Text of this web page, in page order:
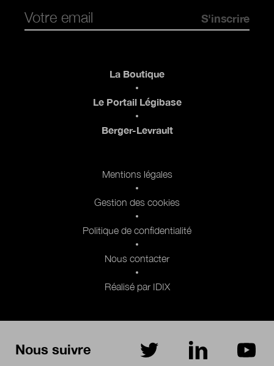
Nous suivre sur Twitter sur LinkedInsur
La Boutique
Le Portail Légibase
Berger-Levrault
Mentions légales
Gestion des cookies
Politique de confidentialité
Nous contacter
Réalisé par IDIX